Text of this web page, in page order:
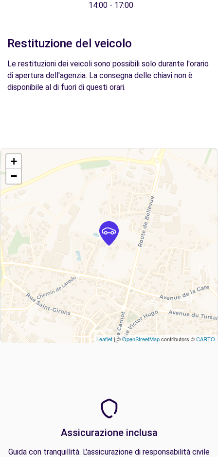
14:00 - 17:00
Restituzione del veicolo
Le restituzioni dei veicoli sono possibili solo durante l'orario
di apertura dell'agenzia. La consegna delle chiavi non è
disponibile al di fuori di questi orari.
+
−
Leaflet | ©OpenStreetMapcontributors ©CARTO
Assicurazione inclusa
Guida con tranquillità. L'assicurazione di responsabilità civile